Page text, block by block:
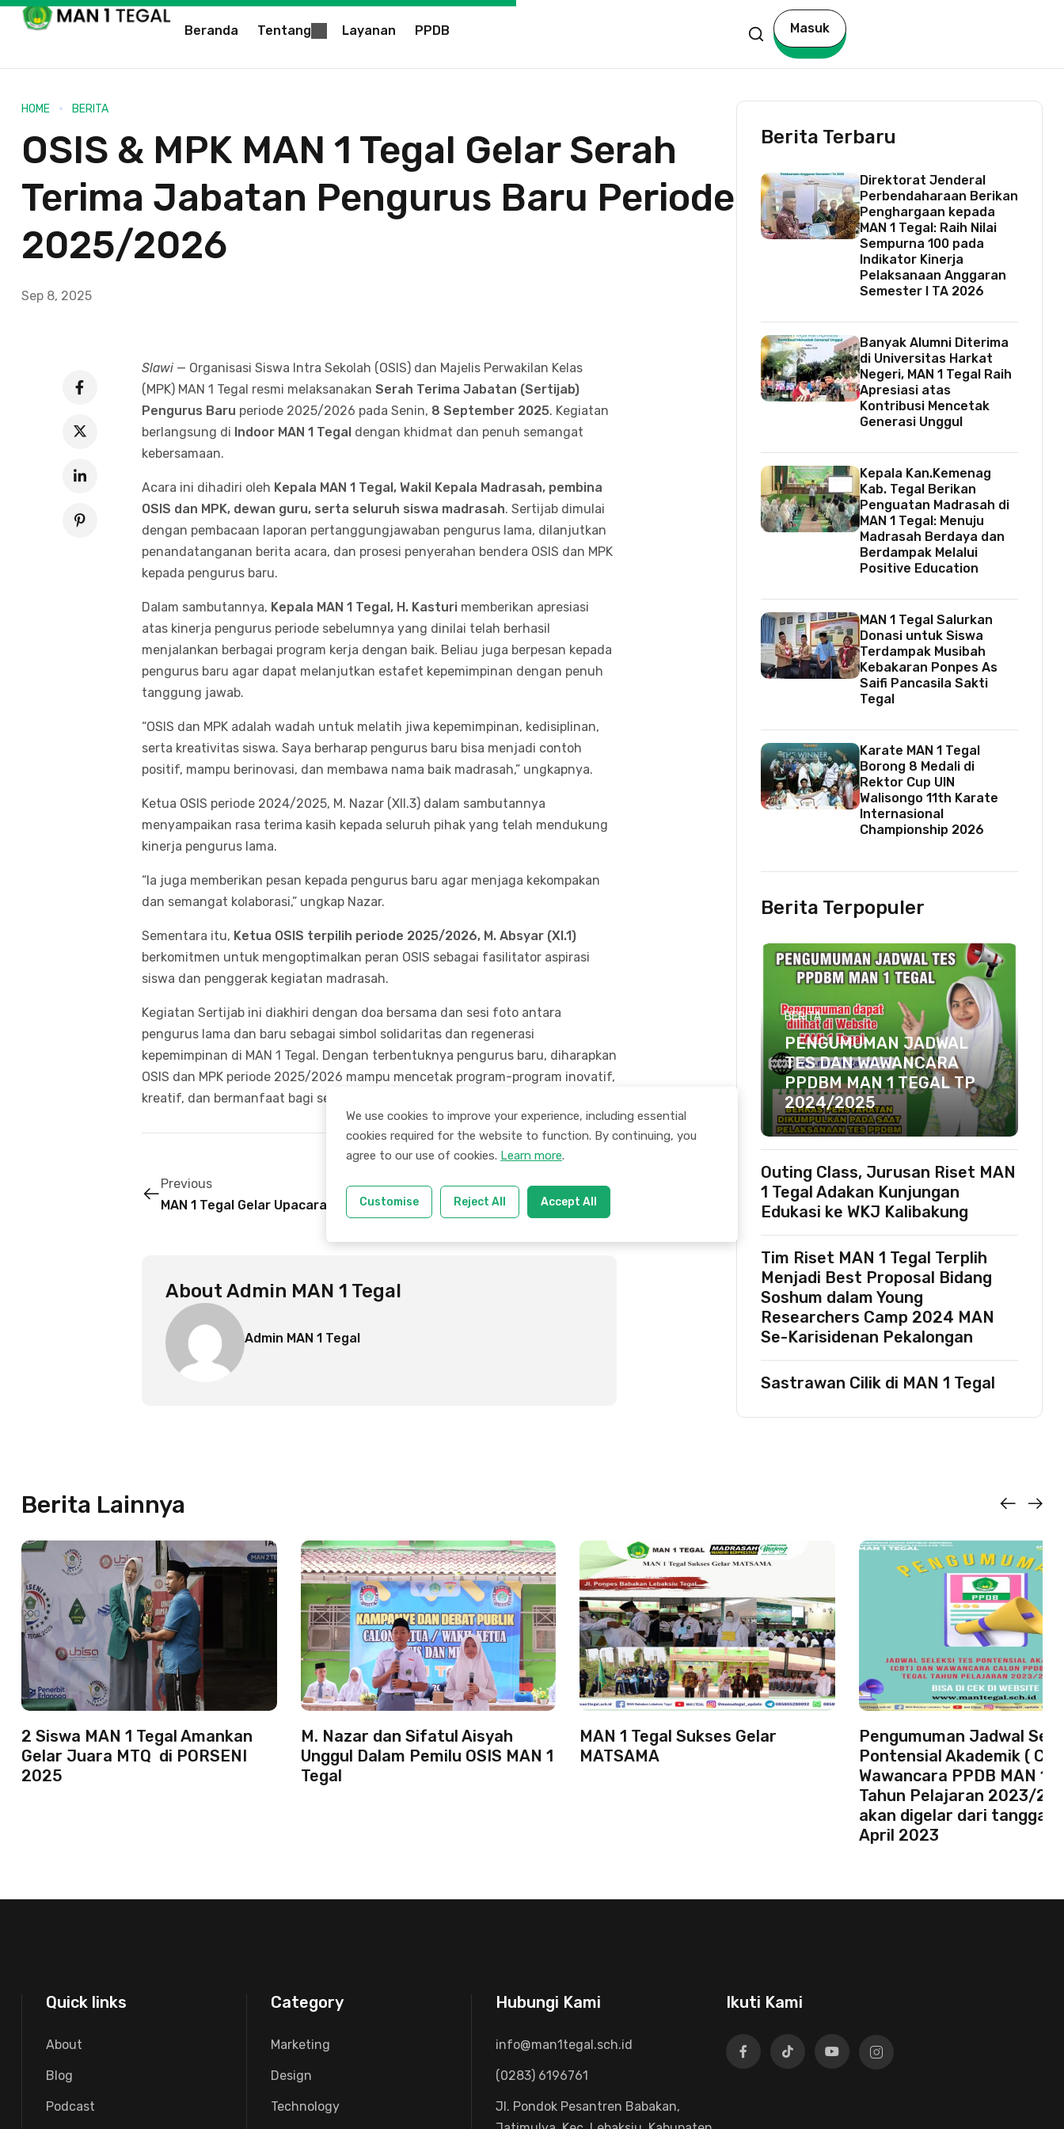
Beranda Tentang Layanan PPDB Masuk
HOME BERITA
OSIS & MPK MAN 1 Tegal Gelar Serah
Terima Jabatan Pengurus Baru Periode
2025/2026
Sep 8, 2025
Slawi— Organisasi Siswa Intra Sekolah (OSIS) dan Majelis Perwakilan Kelas
(MPK) MAN 1 Tegal resmi melaksanakan Serah Terima Jabatan (Sertijab)
Pengurus Baru periode 2025/2026 pada Senin, 8 September 2025. Kegiatan
berlangsung di Indoor MAN 1 Tegaldengan khidmat dan penuh semangat
kebersamaan.
Acara ini dihadiri oleh Kepala MAN 1 Tegal, Wakil Kepala Madrasah, pembina
OSIS dan MPK, dewan guru, serta seluruh siswa madrasah. Sertijab dimulai
dengan pembacaan laporan pertanggungjawaban pengurus lama, dilanjutkan
penandatanganan berita acara, dan prosesi penyerahan bendera OSIS dan MPK
kepada pengurus baru.
Dalam sambutannya, Kepala MAN 1 Tegal, H. Kasturi memberikan apresiasi
atas kinerja pengurus periode sebelumnya yang dinilai telah berhasil
menjalankan berbagai program kerja dengan baik. Beliau juga berpesan kepada
pengurus baru agar dapat melanjutkan estafet kepemimpinan dengan penuh
tanggung jawab.
“OSIS dan MPK adalah wadah untuk melatih jiwa kepemimpinan, kedisiplinan,
serta kreativitas siswa. Saya berharap pengurus baru bisa menjadi contoh
positif, mampu berinovasi, dan membawa nama baik madrasah,” ungkapnya.
Ketua OSIS periode 2024/2025, M. Nazar (XII.3) dalam sambutannya
menyampaikan rasa terima kasih kepada seluruh pihak yang telah mendukung
kinerja pengurus lama.
“Ia juga memberikan pesan kepada pengurus baru agar menjaga kekompakan
dan semangat kolaborasi,” ungkap Nazar.
Sementara itu, Ketua OSIS terpilih periode 2025/2026, M. Absyar (XI.1)
berkomitmen untuk mengoptimalkan peran OSIS sebagai fasilitator aspirasi
siswa dan penggerak kegiatan madrasah.
Kegiatan Sertijab ini diakhiri dengan doa bersama dan sesi foto antara
pengurus lama dan baru sebagai simbol solidaritas dan regenerasi
kepemimpinan di MAN 1 Tegal. Dengan terbentuknya pengurus baru, diharapkan
OSIS dan MPK periode 2025/2026 mampu mencetak program-program inovatif,
kreatif, dan bermanfaat bagi seluruh siswa. (nuris)
Previous
MAN 1 Tegal Gelar Upacara Bendera Hari Senin: Perlunya Tingkatkan Kedisiplinan
Selenggarakan Simulasi Tes Kompetensi Akademik, MAN 1 Tegal Ajak Murid Kelas XII Siapkan Diri
About Admin MAN 1 Tegal
Admin MAN 1 Tegal
Berita Terbaru
Direktorat Jenderal
Perbendaharaan Berikan
Penghargaan kepada
MAN 1 Tegal: Raih Nilai
Sempurna 100 pada
Indikator Kinerja
Pelaksanaan Anggaran
Semester I TA 2026
Banyak Alumni Diterima
di Universitas Harkat
Negeri, MAN 1 Tegal Raih
Apresiasi atas
Kontribusi Mencetak
Generasi Unggul
Kepala Kan.Kemenag
Kab. Tegal Berikan
Penguatan Madrasah di
MAN 1 Tegal: Menuju
Madrasah Berdaya dan
Berdampak Melalui
Positive Education
MAN 1 Tegal Salurkan
Donasi untuk Siswa
Terdampak Musibah
Kebakaran Ponpes As
Saifi Pancasila Sakti
Tegal
Karate MAN 1 Tegal
Borong 8 Medali di
Rektor Cup UIN
Walisongo 11th Karate
Internasional
Championship 2026
Berita Terpopuler
BERITA
PENGUMUMAN JADWAL
TES DAN WAWANCARA
PPDBM MAN 1 TEGAL TP
2024/2025
Outing Class, Jurusan Riset MAN
1 Tegal Adakan Kunjungan
Edukasi ke WKJ Kalibakung
Tim Riset MAN 1 Tegal Terplih
Menjadi Best Proposal Bidang
Soshum dalam Young
Researchers Camp 2024 MAN
Se-Karisidenan Pekalongan
Sastrawan Cilik di MAN 1 Tegal
Berita Lainnya
2 Siswa MAN 1 Tegal Amankan
Gelar Juara MTQ di PORSENI
2025
M. Nazar dan Sifatul Aisyah
Unggul Dalam Pemilu OSIS MAN 1
Tegal
MAN 1 Tegal Sukses Gelar
MATSAMA
Pengumuman Jadwal
Pontensial Akademik (
Wawancara PPDB MAN 1
Tahun Pelajaran 2023/
akan digelar dari tanggal 1
April 2023
Quick links
About
Blog
Podcast
Category
Marketing
Design
Technology
Hubungi Kami
info@man1tegal.sch.id
(0283) 6196761
Jl. Pondok Pesantren Babakan,
Ikuti Kami
We use cookies to improve your experience, including essential
cookies required for the website to function. By continuing, you
agree to our use of cookies. Learn more.
Customise Reject All Accept All